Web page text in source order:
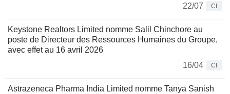
22/07
CI
Keystone Realtors Limited nomme Salil Chinchore au
poste de Directeur des Ressources Humaines du Groupe,
avec effet au 16 avril 2026
16/04
CI
Astrazeneca Pharma India Limited nomme Tanya Sanish